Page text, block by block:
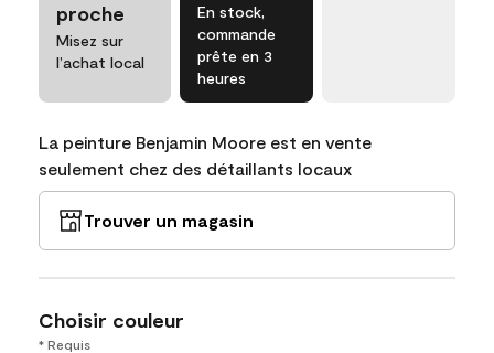
proche
Misez sur
l’achat local
En stock,
commande
prête en 3
heures
La peinture Benjamin Moore est en vente
seulement chez des détaillants locaux
Trouver un magasin
Choisir couleur
* Requis